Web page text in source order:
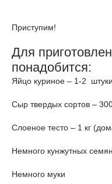
Приступим!
Для
понадобится:
Яйцо куриное – 1-2 штуки
Сыр твердых сортов –
Слоеное тесто – 1 кг
Немного кунжутных семян
Немного муки